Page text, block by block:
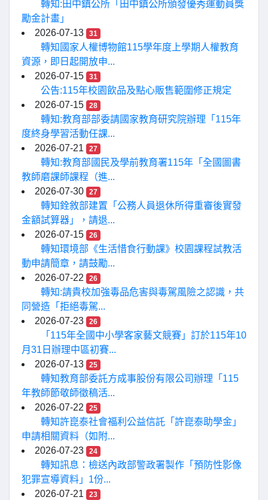
轉知:田中鎮公所「田中鎮公所頒發優秀運動員獎
勵金計畫」
2026-07-13
31
轉知國家人權博物館115學年度上學期人權教育
資源，即日起開放申...
2026-07-15
31
公告:115年校園飲品及點心販售範圍修正規定
2026-07-15
28
轉知:教育部部委請國家教育研究院辦理「115年
度終身學習活動任課...
2026-07-21
27
轉知:教育部國民及學前教育署115年「全國圖書
教師磨課師課程（進...
2026-07-30
27
轉知銓敘部建置「公務人員退休所得重審後實發
金額試算器」，請退...
2026-07-15
26
轉知環境部《生活惜食行動課》校園課程試教活
動申請簡章，請鼓勵...
2026-07-22
26
轉知:請貴校加強毒品危害與毒駕風險之認識，共
同營造「拒絕毒駕...
2026-07-23
26
「115年全國中小學客家藝文競賽」訂於115年10
月31日辦理中區初賽...
2026-07-13
25
轉知教育部委託方成事股份有限公司辦理「115
年教師節敬師徵稿活...
2026-07-22
25
轉知許崑泰社會福利公益信託「許崑泰助學金」
申請相關資料（如附...
2026-07-23
24
轉知訊息：檢送內政部警政署製作「預防性影像
犯罪宣導資料」1份...
2026-07-21
23